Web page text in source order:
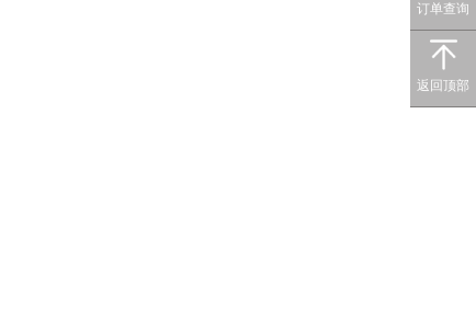
订单查询
返回顶部